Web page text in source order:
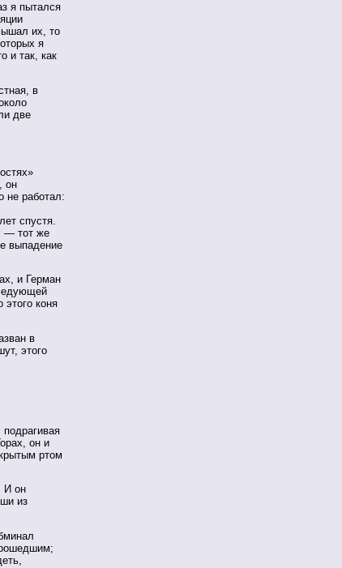
я пытался
их, то
я
и так, как
в
две
он
не работал:
спустя.
— тот же
выпадение
и Герман
коня
в
этого
он и
ртом
И он
из